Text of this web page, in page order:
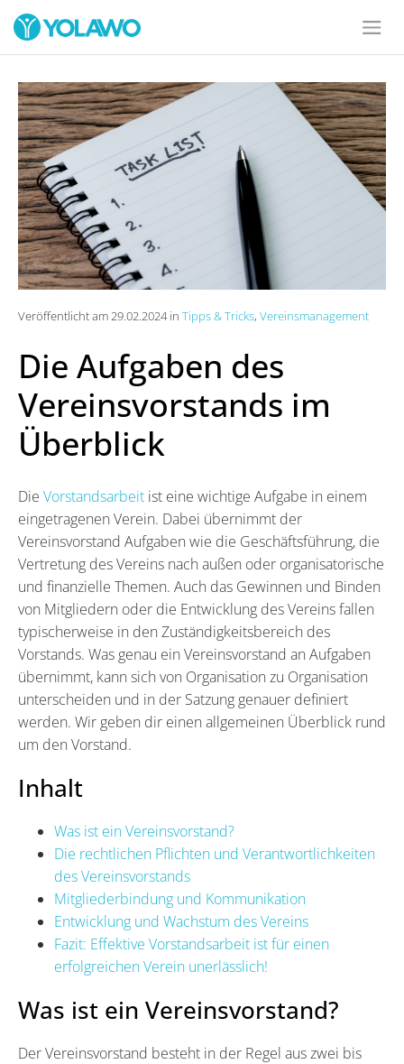
Veröffentlicht am 29.02.2024 in Tipps & Tricks, Vereinsmanagement
Die Aufgaben des
Vereinsvorstands im
Überblick
Die Vorstandsarbeit ist eine wichtige Aufgabe in einem
eingetragenen Verein. Dabei übernimmt der
Vereinsvorstand Aufgaben wie die Geschäftsführung, die
Vertretung des Vereins nach außen oder organisatorische
und finanzielle Themen. Auch das Gewinnen und Binden
von Mitgliedern oder die Entwicklung des Vereins fallen
typischerweise in den Zuständigkeitsbereich des
Vorstands. Was genau ein Vereinsvorstand an Aufgaben
übernimmt, kann sich von Organisation zu Organisation
unterscheiden und in der Satzung genauer definiert
werden. Wir geben dir einen allgemeinen Überblick rund
um den Vorstand.
Inhalt
Was ist ein Vereinsvorstand?
Die rechtlichen Pflichten und Verantwortlichkeiten
des Vereinsvorstands
Mitgliederbindung und Kommunikation
Entwicklung und Wachstum des Vereins
Fazit: Effektive Vorstandsarbeit ist für einen
erfolgreichen Verein unerlässlich!
Was ist ein Vereinsvorstand?
Der Vereinsvorstand besteht in der Regel aus zwei bis